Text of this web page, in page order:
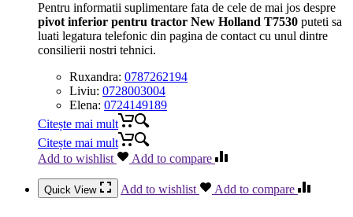
Pentru informatii suplimentare fata de cele de mai jos despre
pivot inferior pentru tractor New Holland T7530 puteti sa
luati legatura telefonic din pagina de contact cu unul dintre
consilierii nostri tehnici.
Ruxandra: 0787262194
Liviu: 0728003004
Elena: 0724149189
Citește mai mult
Citește mai mult
Add to wishlist
Add to compare
Quick View Add to wishlist Add to compare